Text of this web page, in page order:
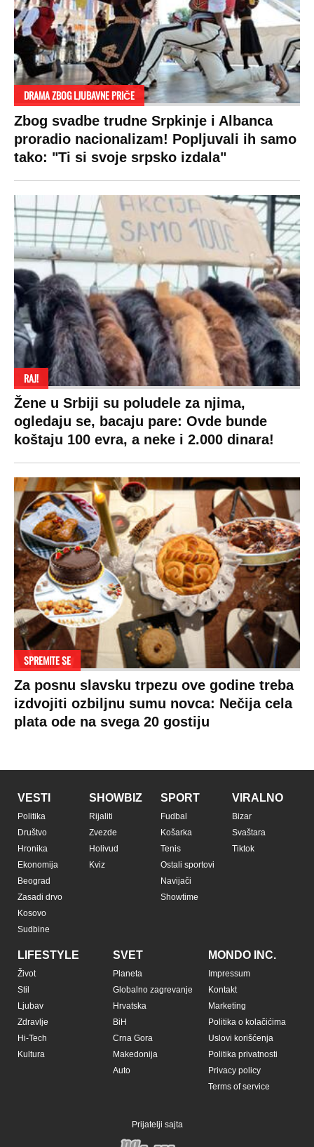
DRAMA ZBOG LJUBAVNE PRIČE
Zbog svadbe trudne Srpkinje i Albanca
proradio nacionalizam! Popljuvali ih samo
tako: "Ti si svoje srpsko izdala"
RAJ!
Žene u Srbiji su poludele za njima,
ogledaju se, bacaju pare: Ovde bunde
koštaju 100 evra, a neke i 2.000 dinara!
SPREMITE SE
Za posnu slavsku trpezu ove godine treba
izdvojiti ozbiljnu sumu novca: Nečija cela
plata ode na svega 20 gostiju
VESTI
Politika
Društvo
Hronika
Ekonomija
Beograd
Zasadi drvo
Kosovo
Sudbine
SHOWBIZ
Rijaliti
Zvezde
Holivud
Kviz
SPORT
Fudbal
Košarka
Tenis
Ostali sportovi
Navijači
Showtime
VIRALNO
Bizar
Svaštara
Tiktok
LIFESTYLE
Život
Stil
Ljubav
Zdravlje
Hi-Tech
Kultura
SVET
Planeta
Globalno zagrevanje
Hrvatska
BiH
Crna Gora
Makedonija
Auto
MONDO INC.
Impressum
Kontakt
Marketing
Politika o kolačićima
Uslovi korišćenja
Politika privatnosti
Privacy policy
Terms of service
Prijatelji sajta